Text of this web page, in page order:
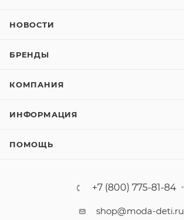
НОВОСТИ
БРЕНДЫ
КОМПАНИЯ
ИНФОРМАЦИЯ
ПОМОЩЬ
+7 (800) 775-81-84
shop@moda-deti.ru